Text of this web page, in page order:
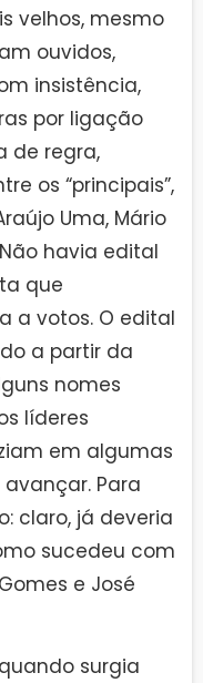
velhos, mesmo
ouvidos,
insistência,
por ligação
de regra,
os “principais”,
Uma, Mário
havia edital
que
a votos. O edital
a partir da
nomes
líderes
em algumas
Para
claro, já deveria
sucedeu com
e José
surgia